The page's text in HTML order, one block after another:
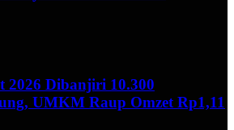
2026 Dibanjiri 10.300
UMKM Raup Omzet Rp1,11